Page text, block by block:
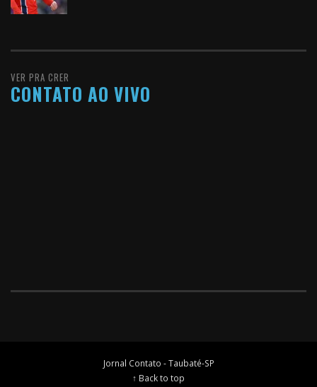
VER PRA CRER
CONTATO AO VIVO
Jornal Contato - Taubaté-SP
↑ Back to top